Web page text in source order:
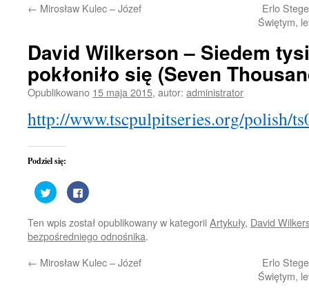
treści
← Mirosław Kulec – Józef
Erlo
Świętym,
David Wilkerson – Siedem
pokłoniło się (Seven
Opublikowano 15 maja 2015, autor: administrator
http://www.tscpulpitseries.org/polish/
Podziel się:
Udostępnij
na
Twitterze(Otwiera
w
nowym
oknie)
Kliknij,
aby
Facebooku(Otwiera
w
Ten wpis został opublikowany w kategoriiArtykuły, David
bezpośredniego odnośnika.
← Mirosław Kulec – Józef
Erlo
Świętym,